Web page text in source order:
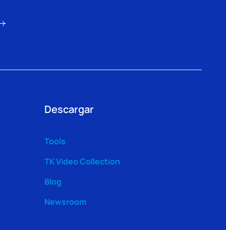
Descargar
Tools
TK Video Collection
Blog
Newsroom